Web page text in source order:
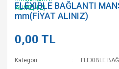
FLEXIBLE BAĞLANTI
mm(FİYAT ALINIZ)
0,00 TL
Kategori
FLEXIBLE